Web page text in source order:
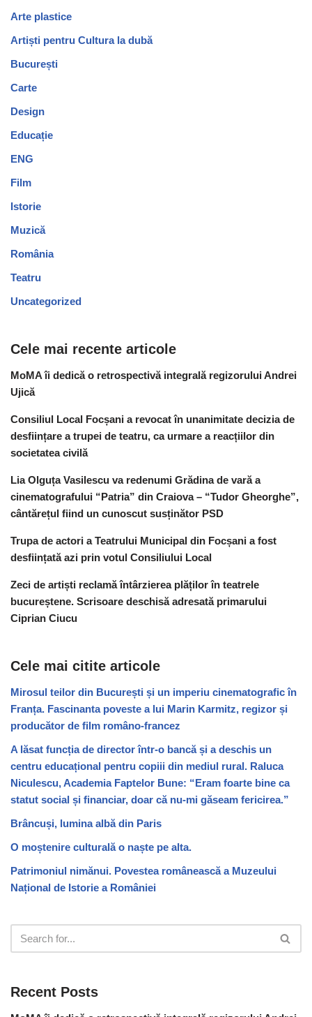
Arte plastice
Artiști pentru Cultura la dubă
București
Carte
Design
Educație
ENG
Film
Istorie
Muzică
România
Teatru
Uncategorized
Cele mai recente articole
MoMA îi dedică o retrospectivă integrală regizorului Andrei
Ujică
Consiliul Local Focșani a revocat în unanimitate decizia de
desființare a trupei de teatru, ca urmare a reacțiilor din
societatea civilă
Lia Olguța Vasilescu va redenumi Grădina de vară a
cinematografului “Patria” din Craiova – “Tudor Gheorghe”,
cântărețul fiind un cunoscut susținător PSD
Trupa de actori a Teatrului Municipal din Focșani a fost
desființată azi prin votul Consiliului Local
Zeci de artiști reclamă întârzierea plăților în teatrele
bucureștene. Scrisoare deschisă adresată primarului
Ciprian Ciucu
Cele mai citite articole
Mirosul teilor din București și un imperiu cinematografic în
Franța. Fascinanta poveste a lui Marin Karmitz, regizor și
producător de film româno-francez
A lăsat funcția de director într-o bancă și a deschis un
centru educațional pentru copiii din mediul rural. Raluca
Niculescu, Academia Faptelor Bune: “Eram foarte bine ca
statut social și financiar, doar că nu-mi găseam fericirea.”
Brâncuși, lumina albă din Paris
O moștenire culturală o naște pe alta.
Patrimoniul nimănui. Povestea românească a Muzeului
Național de Istorie a României
Recent Posts